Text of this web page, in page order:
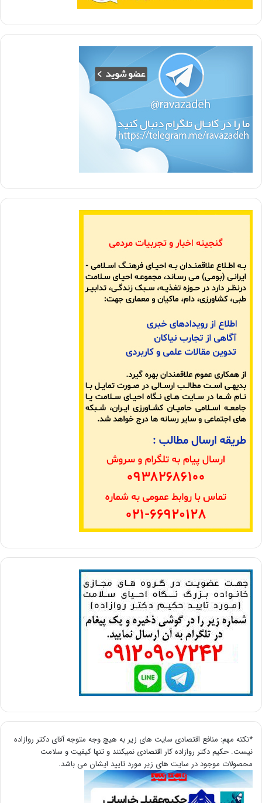
*نکته مهم: منافع اقتصادی سایت های زیر به هیچ وجه متوجه آقای دکتر روازاده
نیست. حکیم دکتر روازاده کار اقتصادی نمیکنند و تنها کیفیت و سلامت
محصولات موجود در سایت های زیر مورد تایید ایشان می باشد.